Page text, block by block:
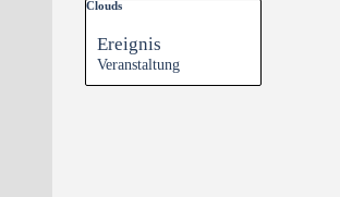
Block überspringen Clouds
Clouds
Ereignis
Veranstaltung